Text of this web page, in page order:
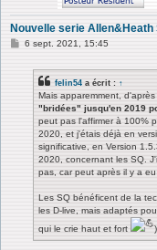
Nouvelle serie Allen&Heath
M6 sept. 2021, 15:45
felin54 a écrit : ↑
Mais apparemment,
"bridées" jusqu'en 2019
peut pas l'affirmer à 100%
2020, et j'étais déjà en
significative, en Version
2020, concernant les SQ.
pas, car peut après il y a
Les SQ bénéficent de la
les D-live, mais adaptés
qui le crie haut et fort